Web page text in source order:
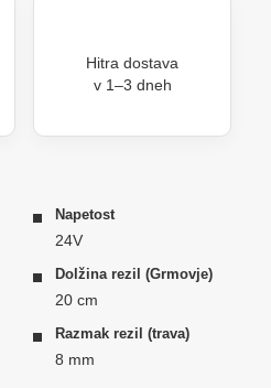
Hitra dostava
v 1–3 dneh
Napetost
24V
Dolžina rezil (Grmovje)
20 cm
Razmak rezil (trava)
8 mm